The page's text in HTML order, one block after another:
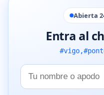
Abierta
Entra al
Tu
nombre